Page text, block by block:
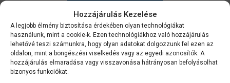
Hozzájárulás Kezelése
A legjobb élmény biztosítása érdekében olyan technológiákat
használunk, mint a cookie-k. Ezen technológiákhoz való hozzájárulás
lehetővé teszi számunkra, hogy olyan adatokat dolgozzunk fel ezen az
oldalon, mint a böngészési viselkedés vagy az egyedi azonosítók. A
hozzájárulás elmaradása vagy visszavonása hátrányosan befolyásolhat
bizonyos funkciókat.
l